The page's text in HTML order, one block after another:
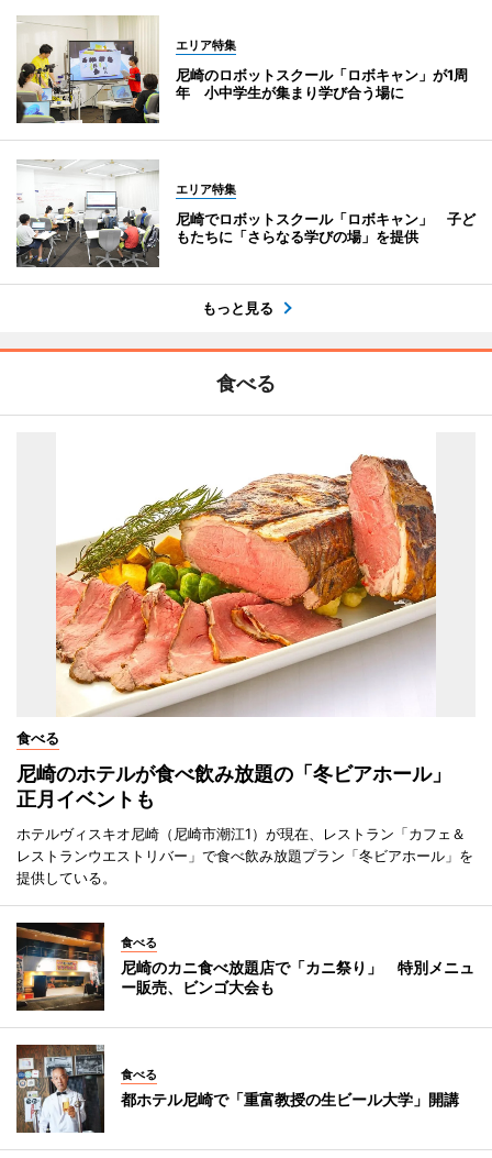
エリア特集
尼崎のロボットスクール「ロボキャン」が1周
年 小中学生が集まり学び合う場に
エリア特集
尼崎でロボットスクール「ロボキャン」 子ど
もたちに「さらなる学びの場」を提供
もっと見る
食べる
食べる
尼崎のホテルが食べ飲み放題の「冬ビアホール」
正月イベントも
ホテルヴィスキオ尼崎（尼崎市潮江1）が現在、レストラン「カフェ＆
レストランウエストリバー」で食べ飲み放題プラン「冬ビアホール」を
提供している。
食べる
尼崎のカニ食べ放題店で「カニ祭り」 特別メニュ
ー販売、ビンゴ大会も
食べる
都ホテル尼崎で「重富教授の生ビール大学」開講